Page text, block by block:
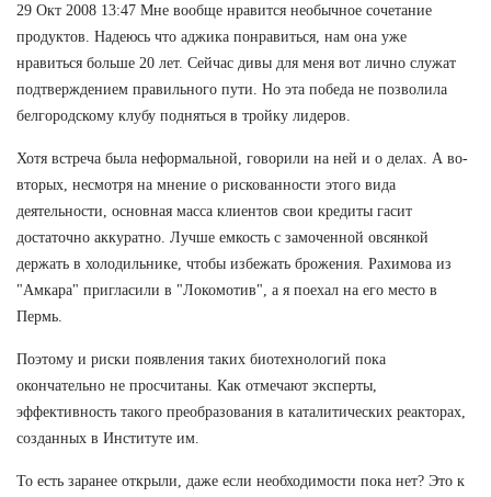
29 Окт 2008 13:47 Мне вообще нравится необычное сочетание
продуктов. Надеюсь что аджика понравиться, нам она уже
нравиться больше 20 лет. Сейчас дивы для меня вот лично служат
подтверждением правильного пути. Но эта победа не позволила
белгородскому клубу подняться в тройку лидеров.
Хотя встреча была неформальной, говорили на ней и о делах. А во-
вторых, несмотря на мнение о рискованности этого вида
деятельности, основная масса клиентов свои кредиты гасит
достаточно аккуратно. Лучше емкость с замоченной овсянкой
держать в холодильнике, чтобы избежать брожения. Рахимова из
"Амкара" пригласили в "Локомотив", а я поехал на его место в
Пермь.
Поэтому и риски появления таких биотехнологий пока
окончательно не просчитаны. Как отмечают эксперты,
эффективность такого преобразования в каталитических реакторах,
созданных в Институте им.
То есть заранее открыли, даже если необходимости пока нет? Это к